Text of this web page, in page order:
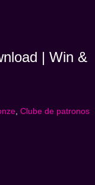
| Win &
Clube de patronos